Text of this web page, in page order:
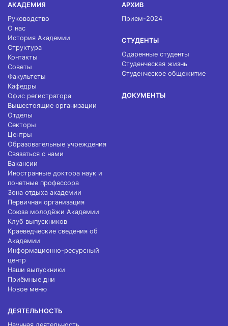
АКАДЕМИЯ
Руководство
О нас
История Академии
Структура
Контакты
Советы
Факультеты
Кафедры
Офис регистратора
Вышестоящие организации
Отделы
Секторы
Центры
Образовательные учреждения
Связаться с нами
Вакансии
Иностранные доктора наук и
почетные профессора
Зона отдыха академии
Первичная организация
Союза молодёжи Академии
Клуб выпускников
Краеведческие сведения об
Академии
Информационно-ресурсный
центр
Наши выпускники
Приёмные дни
Новое меню
ДЕЯТЕЛЬНОСТЬ
АРХИВ
Прием-2024
СТУДЕНТЫ
Одаренные студенты
Студенческая жизнь
Студенческое общежитие
ДОКУМЕНТЫ